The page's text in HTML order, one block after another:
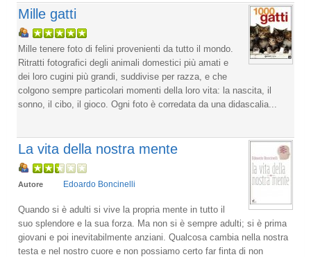
Mille gatti
Mille tenere foto di felini provenienti da tutto il mondo.
Ritratti fotografici degli animali domestici più amati e
dei loro cugini più grandi, suddivise per razza, e che
colgono sempre particolari momenti della loro vita: la nascita, il
sonno, il cibo, il gioco. Ogni foto è corredata da una didascalia...
La vita della nostra mente
Autore Edoardo Boncinelli
Quando si è adulti si vive la propria mente in tutto il
suo splendore e la sua forza. Ma non si è sempre adulti; si è prima
giovani e poi inevitabilmente anziani. Qualcosa cambia nella nostra
testa e nel nostro cuore e non possiamo certo far finta di non